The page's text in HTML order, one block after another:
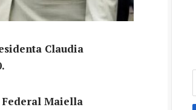
Claudia
Maiella